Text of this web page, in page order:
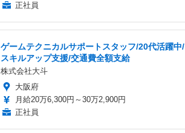
正社員
ゲームテクニカルサポートスタッフ/20代活躍中/
スキルアップ支援/交通費全額支給
株式会社大斗
大阪府
月給20万6,300円～30万2,900円
正社員